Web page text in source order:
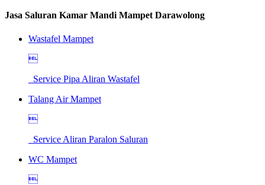
Jasa Saluran Kamar Mandi Mampet Darawolong
Wastafel Mampet

Service Pipa Aliran Wastafel
Talang Air Mampet

Service Aliran Paralon Saluran
WC Mampet
